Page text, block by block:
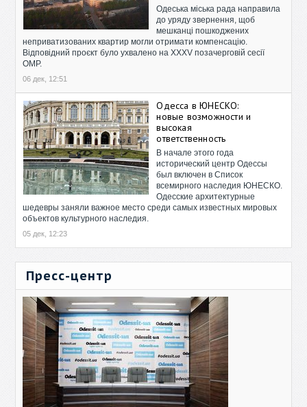
Одеська міська рада направила
до уряду звернення, щоб
мешканці пошкоджених
неприватизованих квартир могли отримати компенсацію.
Відповідний проєкт було ухвалено на XXXV позачерговій сесії
ОМР.
06 дек, 12:51
Одесса в ЮНЕСКО:
новые возможности и
высокая
ответственность
В начале этого года
исторический центр Одессы
был включен в Список
всемирного наследия ЮНЕСКО.
Одесские архитектурные
шедевры заняли важное место среди самых известных мировых
объектов культурного наследия.
05 дек, 12:23
Пресс-центр